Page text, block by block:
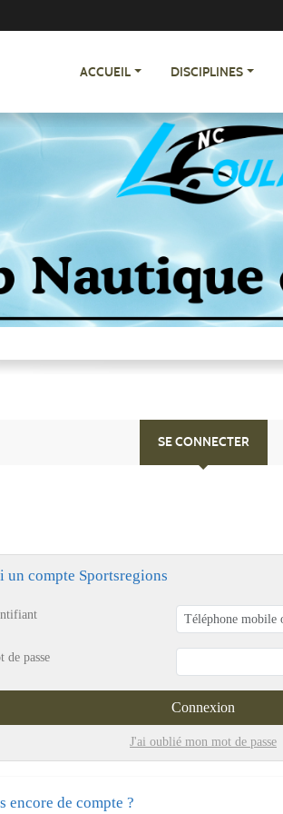
ACCUEIL DISCIPLINES
SE CONNECTER
un compte Sportsregions
de passe
Connexion
J'ai oublié mon mot de passe
encore de compte ?